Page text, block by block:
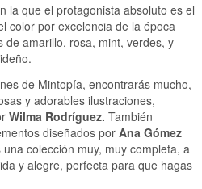
la que el protagonista absoluto es el
color por excelencia de la época
de amarillo, rosa, mint, verdes, y
de Mintopía, encontrarás mucho,
y adorables ilustraciones,
Wilma Rodríguez. También
diseñados por Ana Gómez
colección muy, muy completa, a
y alegre, perfecta para que hagas